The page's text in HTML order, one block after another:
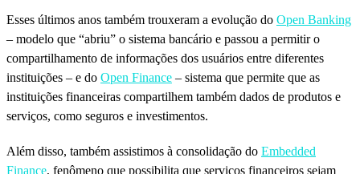
Esses últimos anos também trouxeram a evolução do Open Banking
– modelo que “abriu” o sistema bancário e passou a permitir o
compartilhamento de informações dos usuários entre diferentes
instituições – e do Open Finance – sistema que permite que as
instituições financeiras compartilhem também dados de produtos e
serviços, como seguros e investimentos.
Além disso, também assistimos à consolidação do Embedded
Finance, fenômeno que possibilita que serviços financeiros sejam